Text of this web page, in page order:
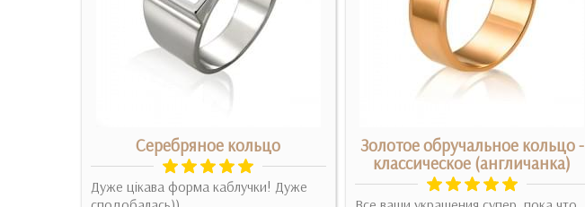
Серебряное кольцо
Дуже цікава форма каблучки! Дуже
Золотое обручальное кольцо -
классическое (англичанка)